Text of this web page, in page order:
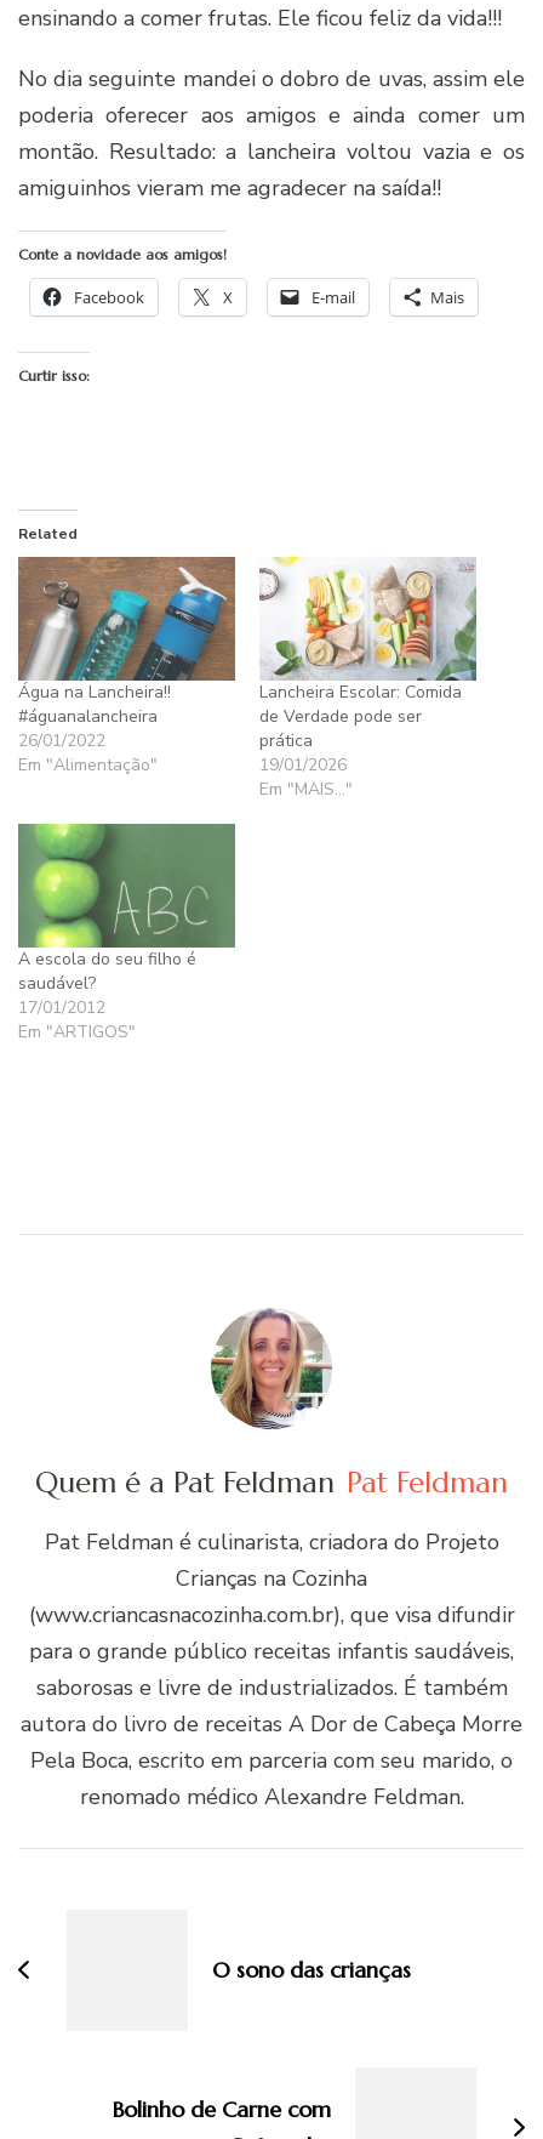
ensinando a comer frutas. Ele ficou feliz da vida!!!
No dia seguinte mandei o dobro de uvas, assim ele
poderia oferecer aos amigos e ainda comer um
montão. Resultado: a lancheira voltou vazia e os
amiguinhos vieram me agradecer na saída!!
Conte a novidade aos amigos!
Facebook X E-mail Mais
Curtir isso:
Related
Água na Lancheira!!
#águanalancheira
26/01/2022
Em "Alimentação"
Lancheira Escolar: Comida
de Verdade pode ser
prática
19/01/2026
Em "MAIS..."
A escola do seu filho é
saudável?
17/01/2012
Em "ARTIGOS"
Quem é a Pat Feldman Pat Feldman
Pat Feldman é culinarista, criadora do Projeto
Crianças na Cozinha
(www.criancasnacozinha.com.br), que visa difundir
para o grande público receitas infantis saudáveis,
saborosas e livre de industrializados. É também
autora do livro de receitas A Dor de Cabeça Morre
Pela Boca, escrito em parceria com seu marido, o
renomado médico Alexandre Feldman.
O sono das crianças
Bolinho de Carne com